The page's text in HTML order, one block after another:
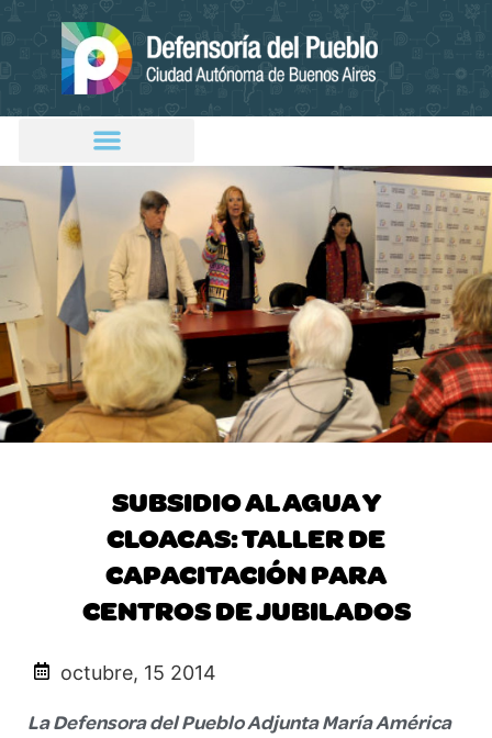
SUBSIDIO AL AGUA Y
CLOACAS: TALLER DE
CAPACITACIÓN PARA
CENTROS DE JUBILADOS
octubre, 15 2014
La Defensora del Pueblo Adjunta María América